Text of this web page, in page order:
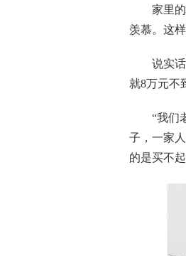
家里的地
羡慕。这
说实话，
就8万元不
“我们老
子，一家
的是买不